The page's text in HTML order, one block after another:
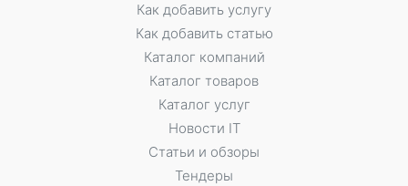
Как добавить услугу
Как добавить статью
Каталог компаний
Каталог товаров
Каталог услуг
Новости IT
Статьи и обзоры
Тендеры